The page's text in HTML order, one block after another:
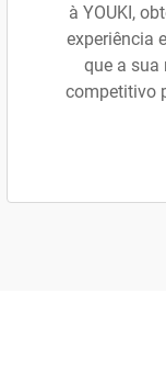
à YOUKI,
experiência
que a sua
competitivo